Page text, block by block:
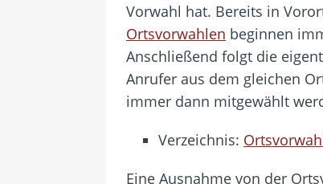
Vorwahl hat. Bereits in
Ortsvorwahlen beginnen
Anschließend folgt die
Anrufer aus dem gleichen
immer dann mitgewählt
Verzeichnis:
Eine Ausnahme von der